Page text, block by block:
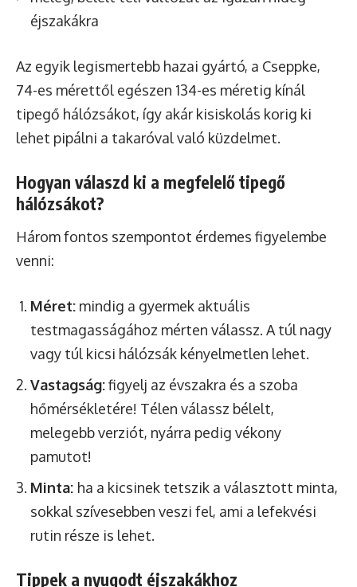
éjszakákra
Az egyik legismertebb hazai gyártó, a Cseppke,
74-es mérettől egészen 134-es méretig kínál
tipegő hálózsákot, így akár kisiskolás korig ki
lehet pipálni a takaróval való küzdelmet.
Hogyan válaszd ki a megfelelő tipegő
hálózsákot?
Három fontos szempontot érdemes figyelembe
venni:
Méret: mindig a gyermek aktuális
testmagasságához mérten válassz. A túl nagy
vagy túl kicsi hálózsák kényelmetlen lehet.
Vastagság:figyelj az évszakra és a szoba
hőmérsékletére! Télen válassz bélelt,
melegebb verziót, nyárra pedig vékony
pamutot!
Minta: ha a kicsinek tetszik a választott minta,
sokkal szívesebben veszi fel, ami a lefekvési
rutin része is lehet.
Tippek a nyugodt éjszakákhoz